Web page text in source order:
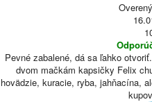
Pevné zabalené, dá sa ľahko
dvom mačkám kapsičky Felix
hovädzie, kuracie, ryba, jahňacína,